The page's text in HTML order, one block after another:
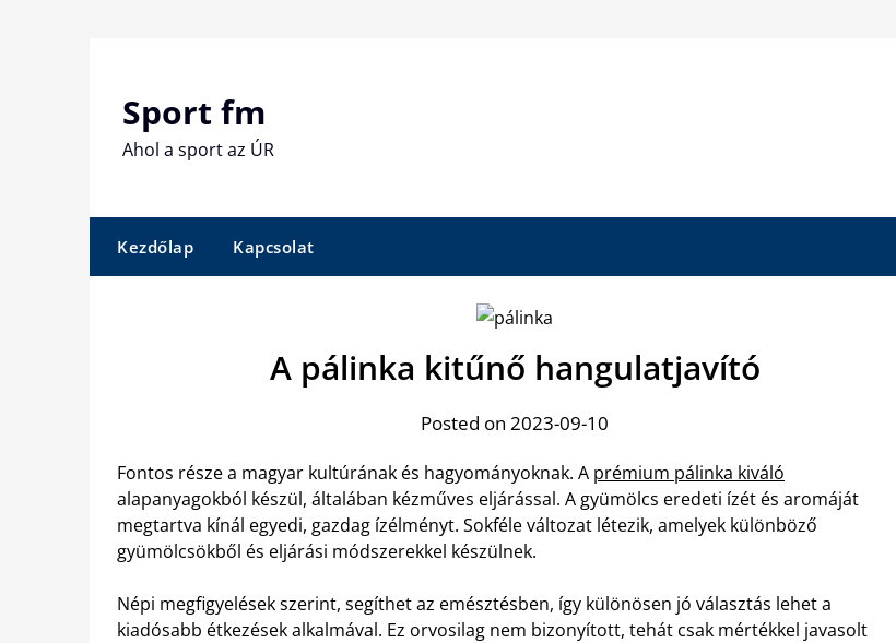
Sport fm
Ahol a sport az ÚR
Kezdőlap Kapcsolat
A pálinka kitűnő hangulatjavító
Posted on 2023-09-10
Fontos része a magyar kultúrának és hagyományoknak. A prémium pálinka kiváló
alapanyagokból készül, általában kézműves eljárással. A gyümölcs eredeti ízét és aromáját
megtartva kínál egyedi, gazdag ízélményt. Sokféle változat létezik, amelyek különböző
gyümölcsökből és eljárási módszerekkel készülnek.
Népi megfigyelések szerint, segíthet az emésztésben, így különösen jó választás lehet a
kiadósabb étkezések alkalmával. Ez orvosilag nem bizonyított, tehát csak mértékkel javasolt